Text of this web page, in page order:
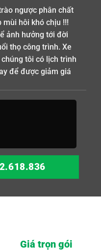
ngược phân chất
mùi hôi khó chịu !!!
ảnh hưởng tới đời
thọ công trình. Xe
tôi có lịch trình
để được giảm giá
Giá trọn gói